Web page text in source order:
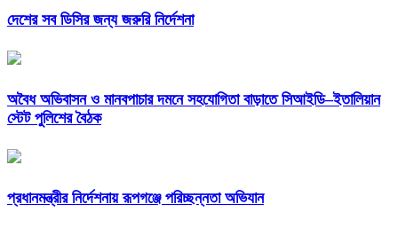
দেশের সব ডিসির জন্য জরুরি নির্দেশনা
অবৈধ অভিবাসন ও মানবপাচার দমনে সহযোগিতা বাড়াতে সিআইডি–ইতালিয়ান
স্টেট পুলিশের বৈঠক
প্রধানমন্ত্রীর নির্দেশনায় রূপগঞ্জে পরিচ্ছন্নতা অভিযান